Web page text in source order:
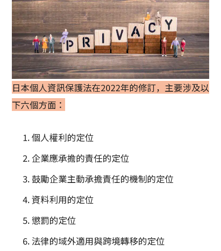
日本個人資訊保護法在2022年的修訂，主要涉及以
下六個方面：
個人權利的定位
企業應承擔的責任的定位
鼓勵企業主動承擔責任的機制的定位
資料利用的定位
懲罰的定位
法律的域外適用與跨境轉移的定位